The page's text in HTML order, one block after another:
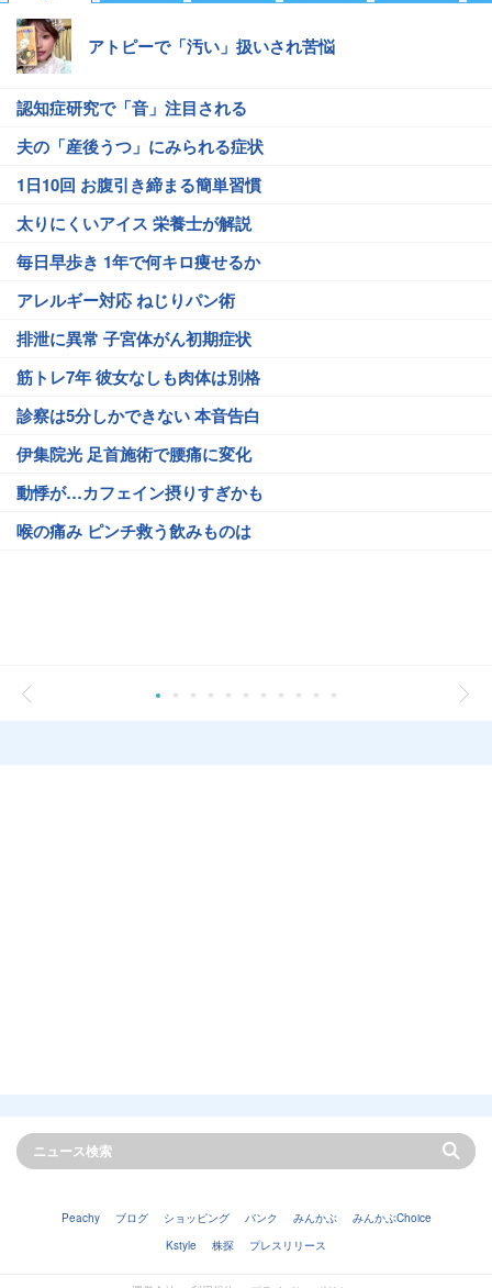
アトピーで「汚い」扱いされ苦悩
認知症研究で「音」注目される
夫の「産後うつ」にみられる症状
1日10回 お腹引き締まる簡単習慣
太りにくいアイス 栄養士が解説
毎日早歩き 1年で何キロ痩せるか
アレルギー対応 ねじりパン術
排泄に異常 子宮体がん初期症状
筋トレ7年 彼女なしも肉体は別格
診察は5分しかできない 本音告白
伊集院光 足首施術で腰痛に変化
動悸が…カフェイン摂りすぎかも
喉の痛み ピンチ救う飲みものは
Peachy ブログ ショッピング バンク みんかぶ
みんかぶChoice
Kstyle
株探 プレスリリース